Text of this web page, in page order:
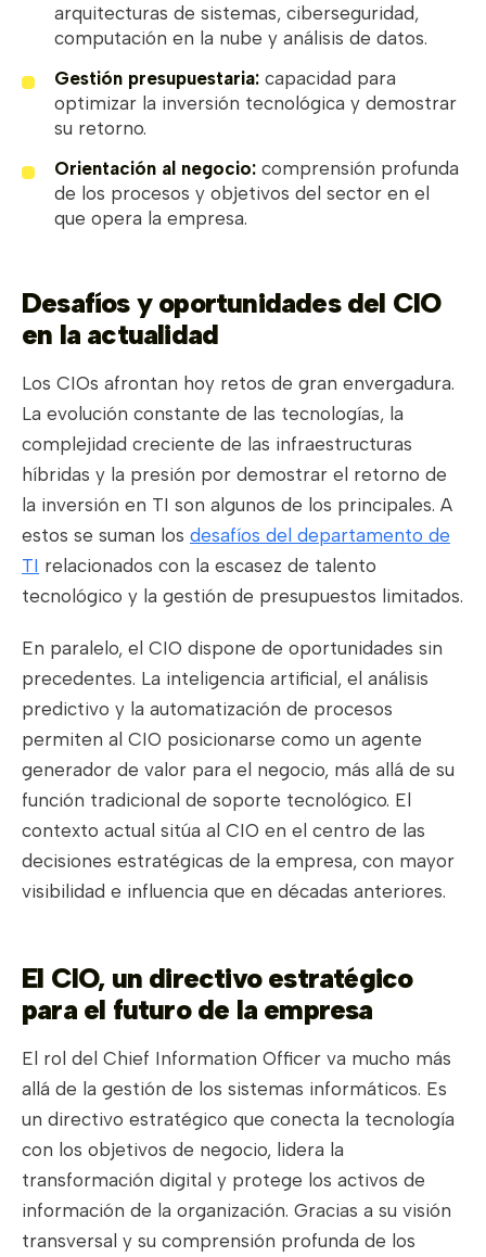
arquitecturas de sistemas, ciberseguridad,
computación en la nube y análisis de datos.
Gestión presupuestaria: capacidad para
optimizar la inversión tecnológica y demostrar
su retorno.
Orientación al negocio: comprensión profunda
de los procesos y objetivos del sector en el
que opera la empresa.
Desafíos y oportunidades del CIO
en la actualidad
Los CIOs afrontan hoy retos de gran envergadura.
La evolución constante de las tecnologías, la
complejidad creciente de las infraestructuras
híbridas y la presión por demostrar el retorno de
la inversión en TI son algunos de los principales. A
estos se suman los desafíos del departamento de
TI relacionados con la escasez de talento
tecnológico y la gestión de presupuestos limitados.
En paralelo, el CIO dispone de oportunidades sin
precedentes. La inteligencia artificial, el análisis
predictivo y la automatización de procesos
permiten al CIO posicionarse como un agente
generador de valor para el negocio, más allá de su
función tradicional de soporte tecnológico. El
contexto actual sitúa al CIO en el centro de las
decisiones estratégicas de la empresa, con mayor
visibilidad e influencia que en décadas anteriores.
El CIO, un directivo estratégico
para el futuro de la empresa
El rol del Chief Information Officer va mucho más
allá de la gestión de los sistemas informáticos. Es
un directivo estratégico que conecta la tecnología
con los objetivos de negocio, lidera la
transformación digital y protege los activos de
información de la organización. Gracias a su visión
transversal y su comprensión profunda de los